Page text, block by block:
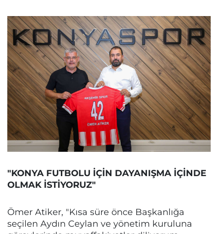
"KONYA FUTBOLU İÇİN DAYANIŞMA İÇİNDE
OLMAK İSTİYORUZ"
Ömer Atiker, "Kısa süre önce Başkanlığa
seçilen Aydın Ceylan ve yönetim kuruluna